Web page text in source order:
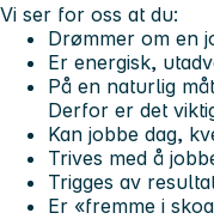
Vi ser for oss at du:
Drømmer om en
Er energisk,
På en naturlig
Derfor er det
Kan jobbe dag,
Trives med å
Trigges av
Er «fremme i